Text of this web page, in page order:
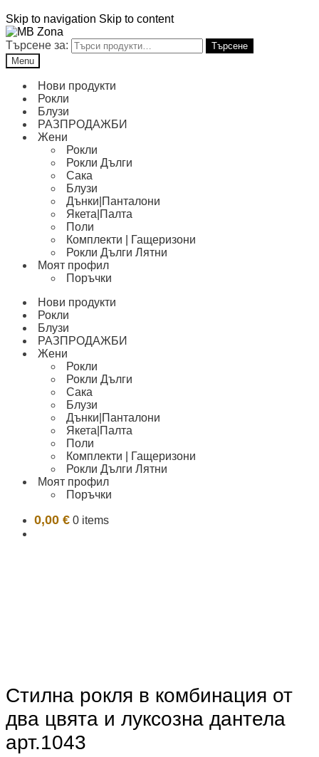
Skip to navigation Skip to content
Търсене за:
Търсене
Menu
Нови продукти
Рокли
Блузи
РАЗПРОДАЖБИ
Жени
Рокли
Рокли Дълги
Сака
Блузи
Дънки|Панталони
Якета|Палта
Поли
Комплекти | Гащеризони
Рокли Дълги Лятни
Моят профил
Поръчки
Нови продукти
Рокли
Блузи
РАЗПРОДАЖБИ
Жени
Рокли
Рокли Дълги
Сака
Блузи
Дънки|Панталони
Якета|Палта
Поли
Комплекти | Гащеризони
Рокли Дълги Лятни
Моят профил
Поръчки
0,00 € 0 items
Стилна рокля в комбинация от
два цвята и луксозна дантела
арт.1043